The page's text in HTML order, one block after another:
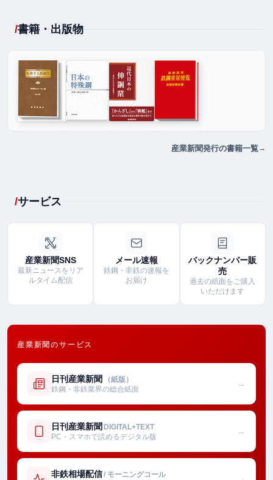
書籍・出版物
産業新聞発行の書籍一覧
サービス
産業新聞SNS
最新ニュースをリア
ルタイム配信
メール速報
鉄鋼・非鉄の速報を
お届け
バックナンバー販
売
過去の紙面をご購入
いただけます
産業新聞のサービス
日刊産業新聞 （紙版）
鉄鋼・非鉄業界の総合紙面
→
日刊産業新聞 DIGITAL+TEXT
PC・スマホで読めるデジタル版
→
非鉄相場配信/ モーニングコール